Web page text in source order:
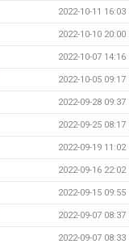
2022-10-11 16:03
2022-10-10 20:00
2022-10-07 14:16
2022-10-05 09:17
2022-09-28 09:37
2022-09-25 08:17
2022-09-19 11:02
2022-09-16 22:02
2022-09-15 09:55
2022-09-07 08:37
2022-09-07 08:33